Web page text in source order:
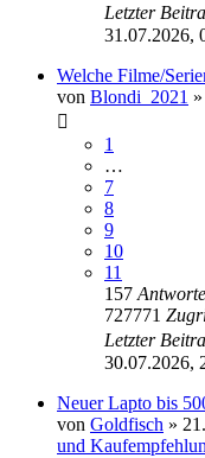
Letzter
31.07.2026,
Welche Filme/
von Blondi_2021 »
1
…
7
8
9
10
11
157
727771
Letzter
30.07.2026,
Neuer Lapto bis
von Goldfisch »
und